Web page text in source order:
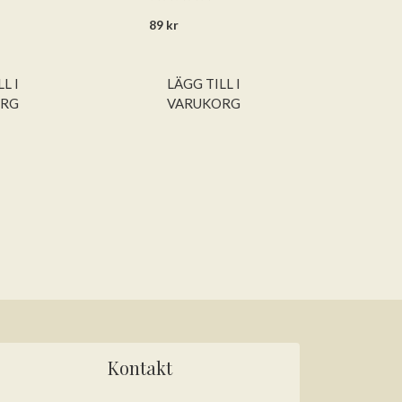
I
a
89 kr
LÄGG TILL I
VARUKORG
Kontakt